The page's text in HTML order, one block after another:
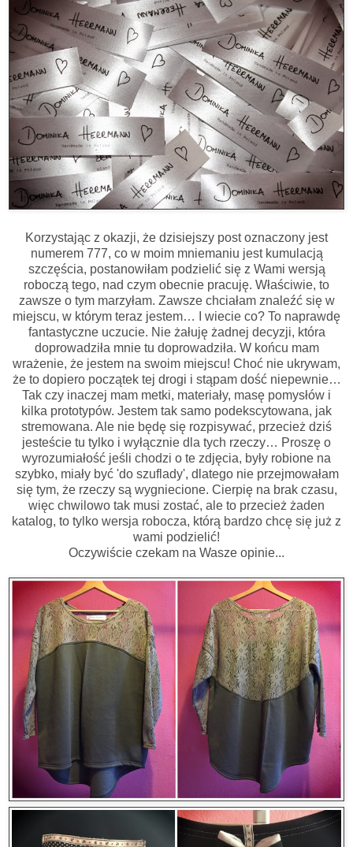
Korzystając z okazji, że dzisiejszy post oznaczony jest
numerem 777, co w moim mniemaniu jest kumulacją
szczęścia, postanowiłam podzielić się z Wami wersją
roboczą tego, nad czym obecnie pracuję. Właściwie, to
zawsze o tym marzyłam. Zawsze chciałam znaleźć się w
miejscu, w którym teraz jestem… I wiecie co? To naprawdę
fantastyczne uczucie. Nie żałuję żadnej decyzji, która
doprowadziła mnie tu doprowadziła. W końcu mam
wrażenie, że jestem na swoim miejscu! Choć nie ukrywam,
że to dopiero początek tej drogi i stąpam dość niepewnie…
Tak czy inaczej mam metki, materiały, masę pomysłów i
kilka prototypów. Jestem tak samo podekscytowana, jak
stremowana. Ale nie będę się rozpisywać, przecież dziś
jesteście tu tylko i wyłącznie dla tych rzeczy… Proszę o
wyrozumiałość jeśli chodzi o te zdjęcia, były robione na
szybko, miały być 'do szuflady', dlatego nie przejmowałam
się tym, że rzeczy są wygniecione. Cierpię na brak czasu,
więc chwilowo tak musi zostać, ale to przecież żaden
katalog, to tylko wersja robocza, którą bardzo chcę się już z
wami podzielić!
Oczywiście czekam na Wasze opinie...